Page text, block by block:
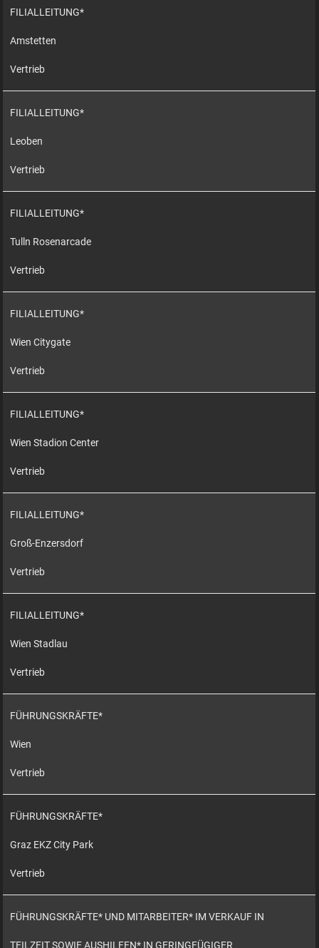
FILIALLEITUNG*
Amstetten
Vertrieb
FILIALLEITUNG*
Leoben
Vertrieb
FILIALLEITUNG*
Tulln Rosenarcade
Vertrieb
FILIALLEITUNG*
Wien Citygate
Vertrieb
FILIALLEITUNG*
Wien Stadion Center
Vertrieb
FILIALLEITUNG*
Groß-Enzersdorf
Vertrieb
FILIALLEITUNG*
Wien Stadlau
Vertrieb
FÜHRUNGSKRÄFTE*
Wien
Vertrieb
FÜHRUNGSKRÄFTE*
Graz EKZ City Park
Vertrieb
FÜHRUNGSKRÄFTE* UND MITARBEITER* IM VERKAUF IN
TEILZEIT SOWIE AUSHILFEN* IN GERINGFÜGIGER